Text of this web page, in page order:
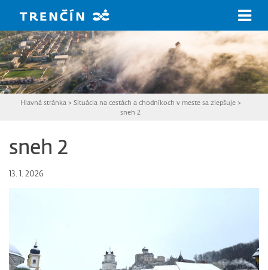
Hlavná stránka > Situácia na cestách a chodníkoch v meste sa zlepšuje>
sneh 2
sneh 2
13. 1. 2026